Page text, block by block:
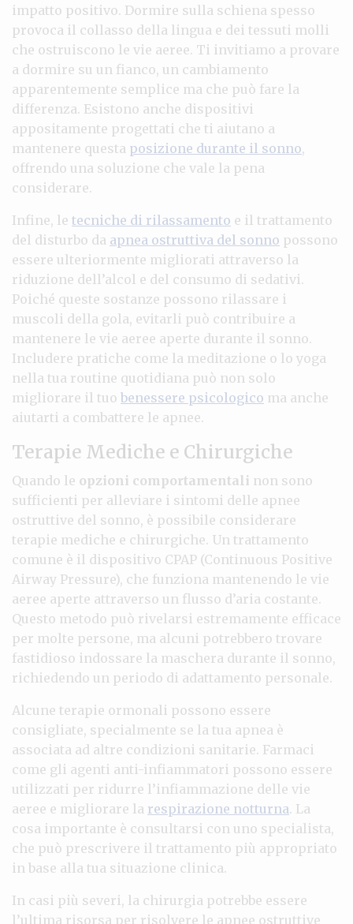
impatto positivo. Dormire sulla schiena spesso
provoca il collasso della lingua e dei tessuti molli
che ostruiscono le vie aeree. Ti invitiamo a provare
a dormire su un fianco, un cambiamento
apparentemente semplice ma che può fare la
differenza. Esistono anche dispositivi
appositamente progettati che ti aiutano a
mantenere questa posizione durante il sonno,
offrendo una soluzione che vale la pena
considerare.
Infine, le tecniche di rilassamento e il trattamento
del disturbo da apnea ostruttiva del sonno possono
essere ulteriormente migliorati attraverso la
riduzione dell’alcol e del consumo di sedativi.
Poiché queste sostanze possono rilassare i
muscoli della gola, evitarli può contribuire a
mantenere le vie aeree aperte durante il sonno.
Includere pratiche come la meditazione o lo yoga
nella tua routine quotidiana può non solo
migliorare il tuo benessere psicologico ma anche
aiutarti a combattere le apnee.
Terapie Mediche e Chirurgiche
Quando le opzioni comportamentali non sono
sufficienti per alleviare i sintomi delle apnee
ostruttive del sonno, è possibile considerare
terapie mediche e chirurgiche. Un trattamento
comune è il dispositivo CPAP (Continuous Positive
Airway Pressure), che funziona mantenendo le vie
aeree aperte attraverso un flusso d’aria costante.
Questo metodo può rivelarsi estremamente efficace
per molte persone, ma alcuni potrebbero trovare
fastidioso indossare la maschera durante il sonno,
richiedendo un periodo di adattamento personale.
Alcune terapie ormonali possono essere
consigliate, specialmente se la tua apnea è
associata ad altre condizioni sanitarie. Farmaci
come gli agenti anti-infiammatori possono essere
utilizzati per ridurre l’infiammazione delle vie
aeree e migliorare la respirazione notturna. La
cosa importante è consultarsi con uno specialista,
che può prescrivere il trattamento più appropriato
in base alla tua situazione clinica.
In casi più severi, la chirurgia potrebbe essere
l’ultima risorsa per risolvere le apnee ostruttive